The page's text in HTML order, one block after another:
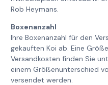
Rob Heymans.
Boxenanzahl
Ihre Boxenanzahl für den
gekauften Koi ab. Eine
Versandkosten finden Sie
einem Größenunterschied
versendet werden.